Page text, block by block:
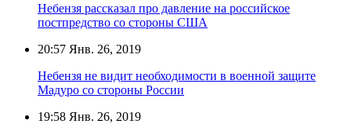
Небензя рассказал про давление на российское
постпредство со стороны США
20:57 Янв. 26, 2019
Небензя не видит необходимости в военной защите
Мадуро со стороны России
19:58 Янв. 26, 2019